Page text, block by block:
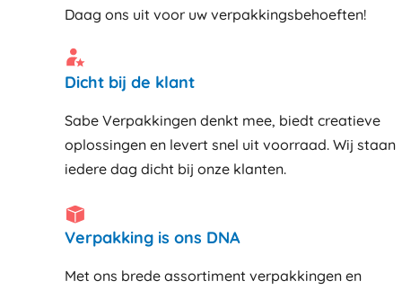
Daag ons uit voor uw verpakkingsbehoeften!
Dicht bij de klant
Sabe Verpakkingen denkt mee, biedt creatieve
oplossingen en levert snel uit voorraad. Wij staan
iedere dag dicht bij onze klanten
Verpakking is ons DNA
Met ons brede assortiment verpakkingen en